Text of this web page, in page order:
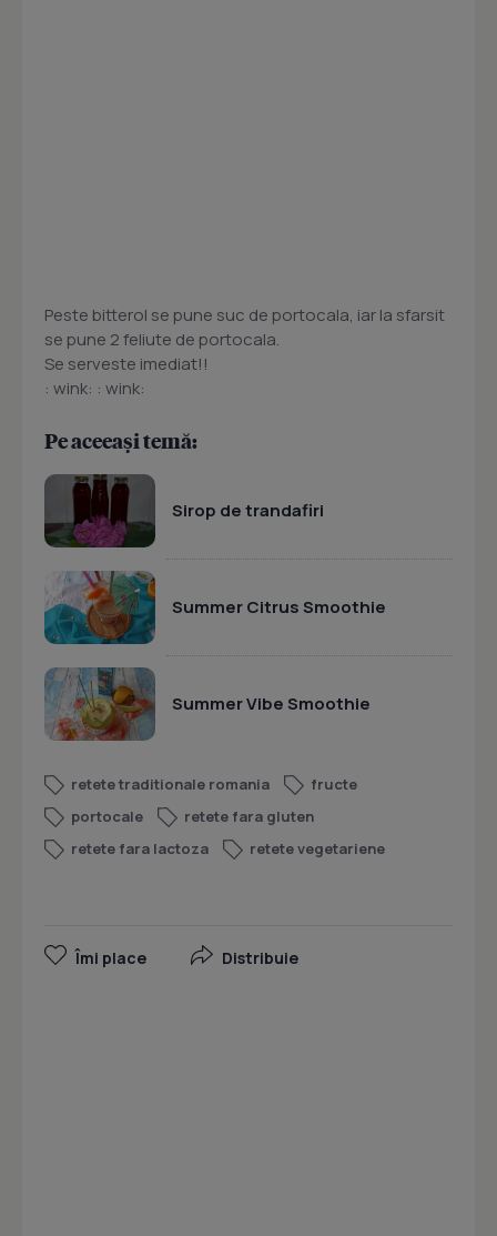
Peste bitterol se pune suc de portocala, iar la sfarsit
se pune 2 feliute de portocala.
Se serveste imediat!!
: wink: : wink:
Pe aceeași temă:
Sirop de trandafiri
Summer Citrus Smoothie
Summer Vibe Smoothie
retete traditionale romania
fructe
portocale
retete fara gluten
retete fara lactoza
retete vegetariene
Îmi place Distribuie